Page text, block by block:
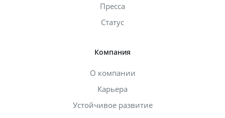
Пресса
Статус
Компания
О компании
Карьера
Устойчивое развитие